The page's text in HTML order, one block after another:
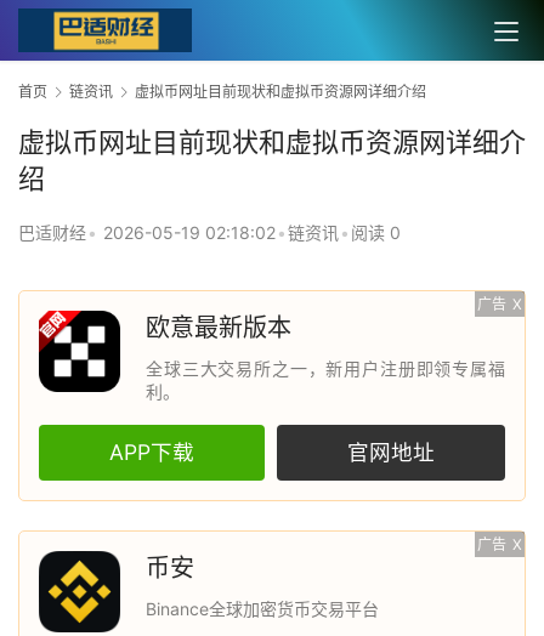
首页 链资讯 虚拟币网址目前现状和虚拟币资源网详细介绍
虚拟币网址目前现状和虚拟币资源网详细介
绍
巴适财经• 2026-05-19 02:18:02•链资讯 • 阅读 0
广告 X
欧意最新版本
全球三大交易所之一，新用户注册即领专属福
利。
APP下载 官网地址
广告 X
币安
Binance全球加密货币交易平台